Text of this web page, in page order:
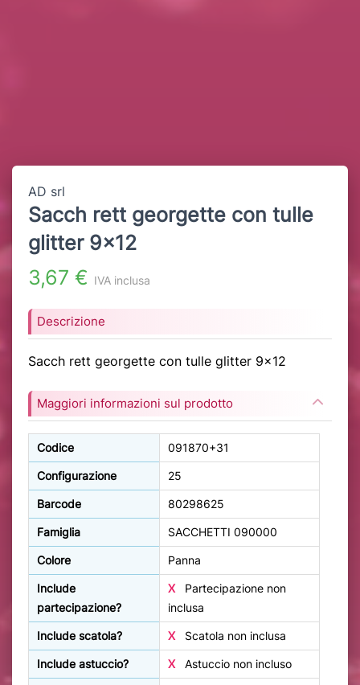
AD srl
Sacch rett georgette con tulle
glitter 9x12
3,67 € IVA inclusa
Descrizione
Sacch rett georgette con tulle glitter 9x12
Maggiori informazioni sul prodotto
Codice 091870+31
Configurazione 25
Barcode 80298625
Famiglia SACCHETTI 090000
Colore Panna
Include
partecipazione?
X
Partecipazione non
inclusa
Include scatola? X Scatola non inclusa
Include astuccio? X Astuccio non incluso